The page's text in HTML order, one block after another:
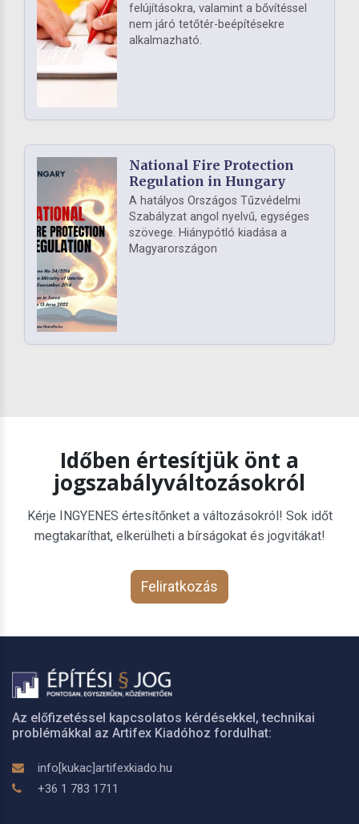
felújításokra, valamint a bővítéssel
nem járó tetőtér-beépítésekre
alkalmazható.
National Fire Protection
Regulation in Hungary
A hatályos Országos Tűzvédelmi
Szabályzat angol nyelvű, egységes
szövege. Hiánypótló kiadása a
Magyarországon
Időben értesítjük önt a
jogszabályváltozásokról
Kérje INGYENES értesítőnket a változásokról! Sok időt
megtakaríthat, elkerülheti a bírságokat és jogvitákat!
Feliratkozás
Az előfizetéssel kapcsolatos kérdésekkel, technikai
problémákkal az Artifex Kiadóhoz fordulhat:
info[kukac]artifexkiado.hu
+36 1 783 1711